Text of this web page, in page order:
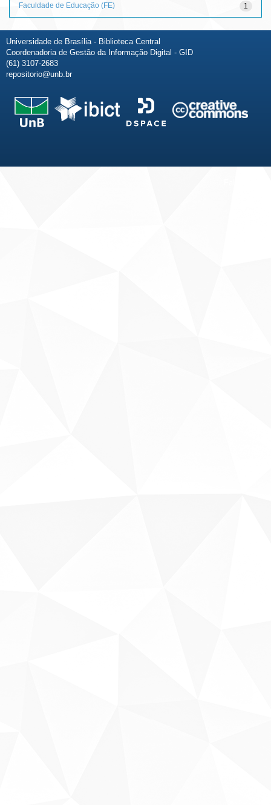
1
Faculdade de Educação (FE)
Universidade de Brasília - Biblioteca Central
Coordenadoria de Gestão da Informação Digital - GID
(61) 3107-2683
repositorio@unb.br